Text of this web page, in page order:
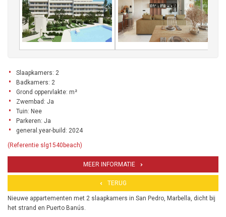
Slaapkamers: 2
Badkamers: 2
Grond oppervlakte: m²
Zwembad: Ja
Tuin: Nee
Parkeren: Ja
general.year-build: 2024
(Referentie slg1540beach)
MEER INFORMATIE
TERUG
Nieuwe appartementen met 2 slaapkamers in San Pedro, Marbella, dicht bij
het strand en Puerto Banús.